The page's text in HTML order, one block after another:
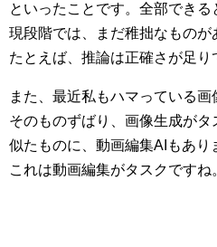
といったことです。全部できる
現段階では、まだ稚拙なものが
たとえば、推論は正確さが足り
また、最近私もハマっている画
そのものずばり、画像生成がタ
似たものに、動画編集AIもあり
これは動画編集がタスクですね